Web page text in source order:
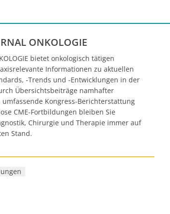
ONKOLOGIE
bietet onkologisch tätigen
Informationen zu aktuellen
-Trends und -Entwicklungen in der
Übersichtsbeiträge namhafter
umfassende Kongress-Berichterstattung
CME-Fortbildungen bleiben Sie
Chirurgie und Therapie immer auf
Stand.